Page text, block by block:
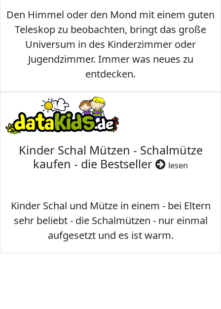
Den Himmel oder den Mond mit einem guten
Teleskop zu beobachten, bringt das große
Universum in des Kinderzimmer oder
Jugendzimmer. Immer was neues zu
entdecken.
Kinder Schal Mützen - Schalmütze
kaufen - die Bestseller
lesen
Kinder Schal und Mütze in einem - bei Eltern
sehr beliebt - die Schalmützen - nur einmal
aufgesetzt und es ist warm.